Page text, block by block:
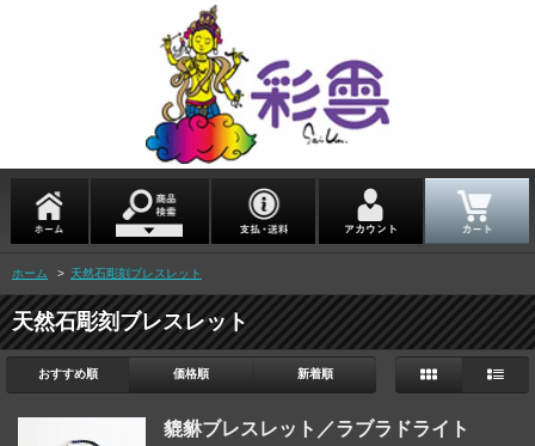
ホーム > 天然石彫刻ブレスレット
天然石彫刻ブレスレット
おすすめ順 価格順 新着順
貔貅ブレスレット／ラブラドライト